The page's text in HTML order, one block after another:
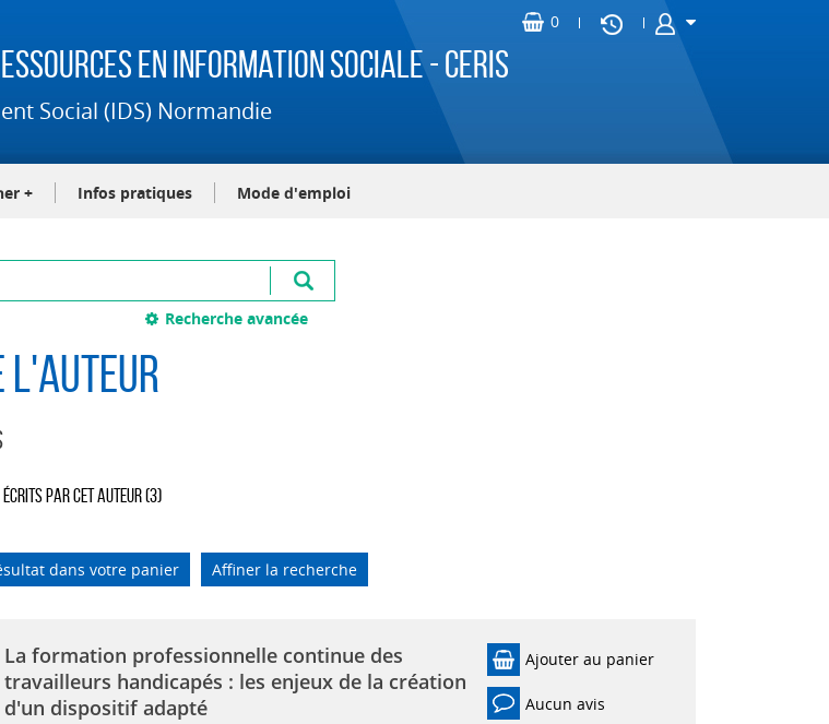
en Information Sociale - CERIS
Social (IDS) Normandie
+ Infos pratiques Mode d'emploi
Recherche avancée
l'auteur
écrits par cet auteur (3)
dans votre panier Affiner la recherche
La formation professionnelle continue des
travailleurs handicapés : les enjeux de la création
d'un dispositif adapté
Ajouter au panier
Aucun avis